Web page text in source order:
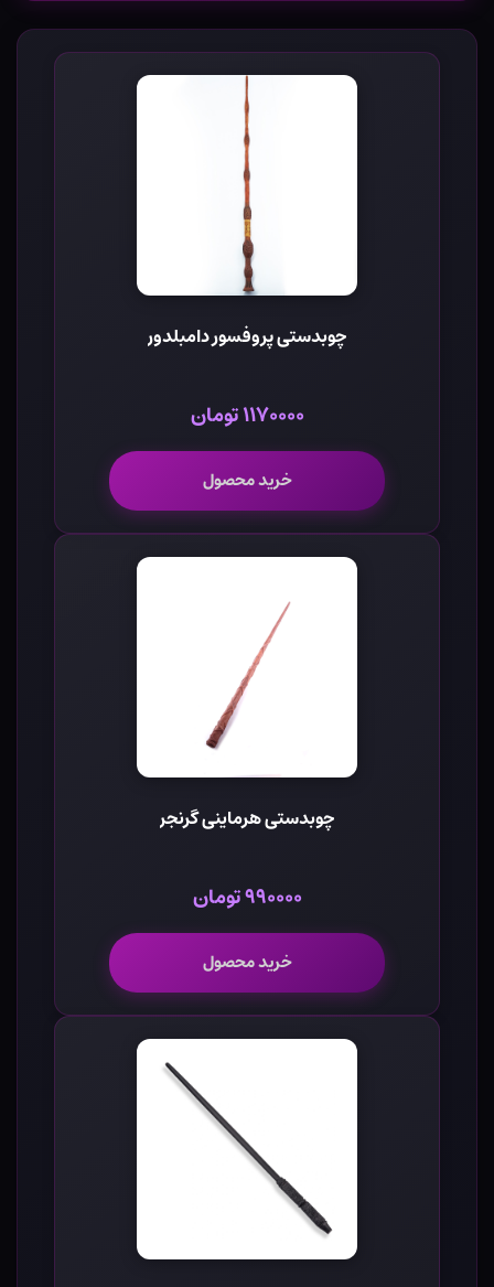
چوبدستی پروفسور دامبلدور
۱۱۷۰۰۰۰ تومان
خرید محصول
چوبدستی هرماینی گرنجر
۹۹۰۰۰۰ تومان
خرید محصول